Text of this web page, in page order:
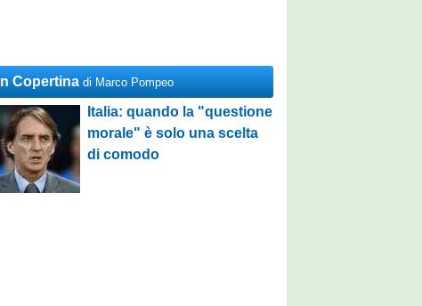
In Copertina di Marco Pompeo
Italia: quando la "questione
morale" è solo una scelta
di comodo